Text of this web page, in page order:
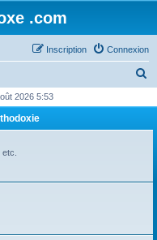
.com
Connexion
Inscription
h
2026 5:53